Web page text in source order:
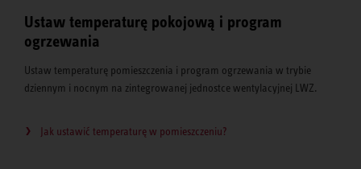
Ustaw temperaturę pokojową i program
ogrzewania
Ustaw temperaturę pomieszczenia i program ogrzewania w trybie
dziennym i nocnym na zintegrowanej jednostce wentylacyjnej LWZ.
Jak ustawić temperaturę w pomieszczeniu?